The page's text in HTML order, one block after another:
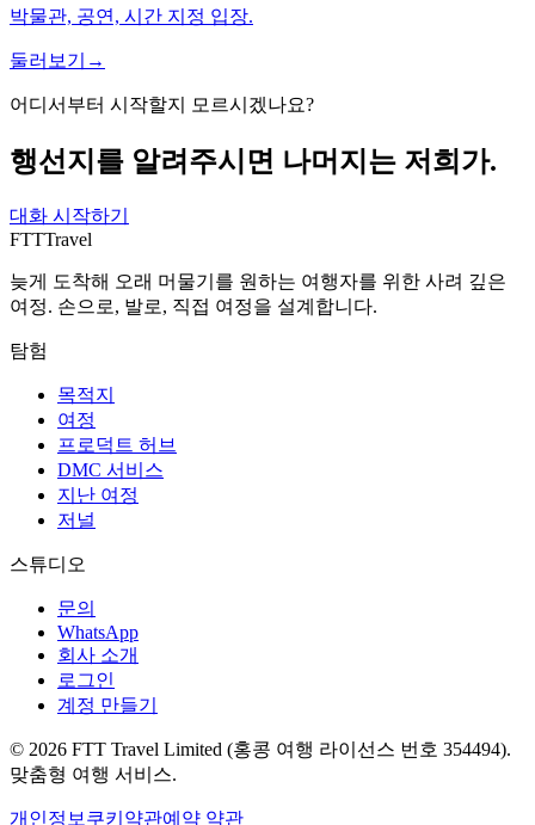
박물관, 공연, 시간 지정 입장.
둘러보기 →
어디서부터 시작할지 모르시겠나요?
행선지를 알려주시면 나머지는 저희가.
대화 시작하기
FTTTravel
늦게 도착해 오래 머물기를 원하는 여행자를 위한 사려 깊은
여정. 손으로, 발로, 직접 여정을 설계합니다.
탐험
목적지
여정
프로덕트 허브
DMC 서비스
지난 여정
저널
스튜디오
문의
WhatsApp
회사 소개
로그인
계정 만들기
© 2026 FTT Travel Limited (홍콩 여행 라이선스 번호 354494).
맞춤형 여행 서비스.
개인정보 쿠키 약관예약 약관